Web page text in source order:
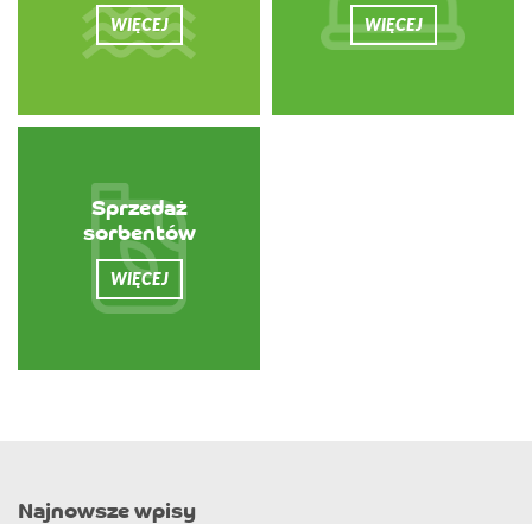
WIĘCEJ WIĘCEJ
Sprzedaż
sorbentów
WIĘCEJ
Najnowsze wpisy